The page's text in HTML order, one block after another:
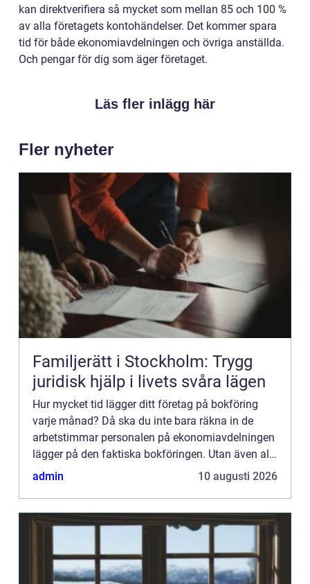
kan direktverifiera så mycket som mellan 85 och 100 %
av alla företagets kontohändelser. Det kommer spara
tid för både ekonomiavdelningen och övriga anställda.
Och pengar för dig som äger företaget.
Läs fler inlägg här
Fler nyheter
Familjerätt i Stockholm: Trygg
juridisk hjälp i livets svåra lägen
Hur mycket tid lägger ditt företag på bokföring
varje månad? Då ska du inte bara räkna in de
arbetstimmar personalen på ekonomiavdelningen
lägger på den faktiska bokföringen. Utan även all
den spilltid som går åt för övrig personal att
admin 10 augusti 2026